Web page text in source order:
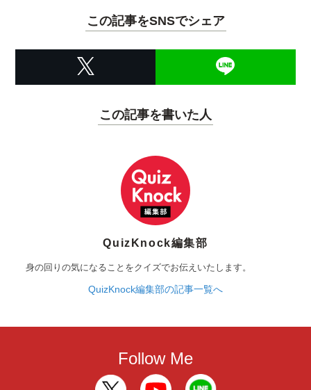
この記事をSNSでシェア
この記事を書いた人
QuizKnock編集部
身の回りの気になることをクイズでお伝えいたします。
QuizKnock編集部の記事一覧へ
Follow Me